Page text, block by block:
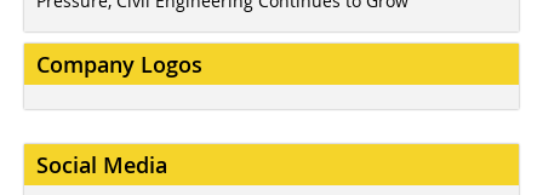
Company Logos
Social Media